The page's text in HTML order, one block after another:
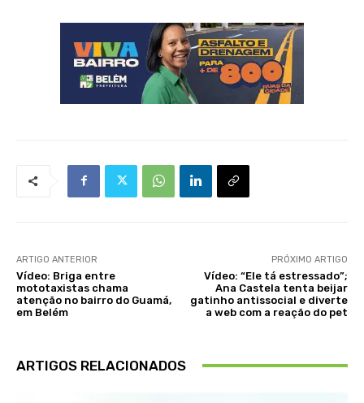
ARTIGO ANTERIOR
Vídeo: Briga entre
mototaxistas chama
atenção no bairro do Guamá,
em Belém
PRÓXIMO ARTIGO
Vídeo: “Ele tá estressado”;
Ana Castela tenta beijar
gatinho antissocial e diverte
a web com a reação do pet
ARTIGOS RELACIONADOS